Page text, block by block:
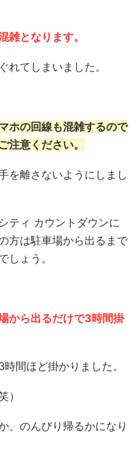
雑となります。
れてしまいました。
ホの回線も混雑するので
注意ください。
を離さないようにしまし
ティ カウントダウンに
方は駐車場から出るまで
しょう。
から出るだけで3時間掛
間ほど掛かりました。
）
、のんびり帰るかになり